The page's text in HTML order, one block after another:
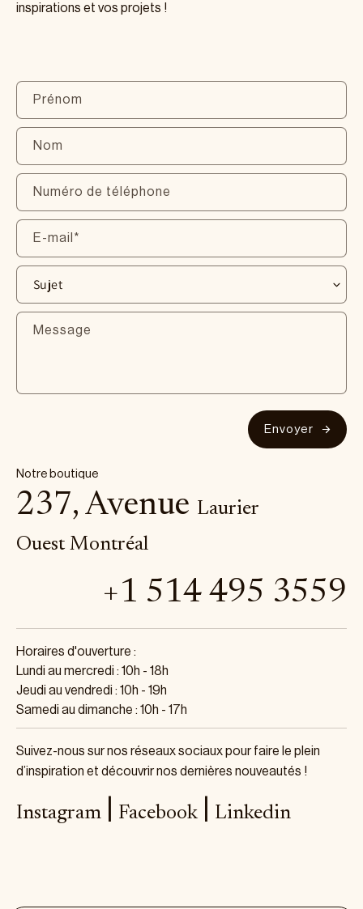
inspirations et vos projets !
Prénom
Nom
Numéro de téléphone
E-mail *
Message
Envoyer
Notre boutique
237, Avenue Laurier
Ouest Montréal
+1 514 495 3559
Horaires d'ouverture :
Lundi au mercredi : 10h - 18h
Jeudi au vendredi : 10h - 19h
Samedi au dimanche : 10h - 17h
Suivez-nous sur nos réseaux sociaux pour faire le plein
d’inspiration et découvrir nos dernières nouveautés !
Instagram Facebook Linkedin